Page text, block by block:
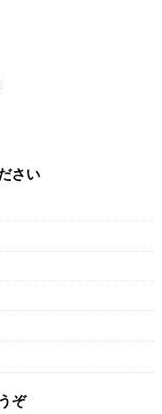
さい
ぞ